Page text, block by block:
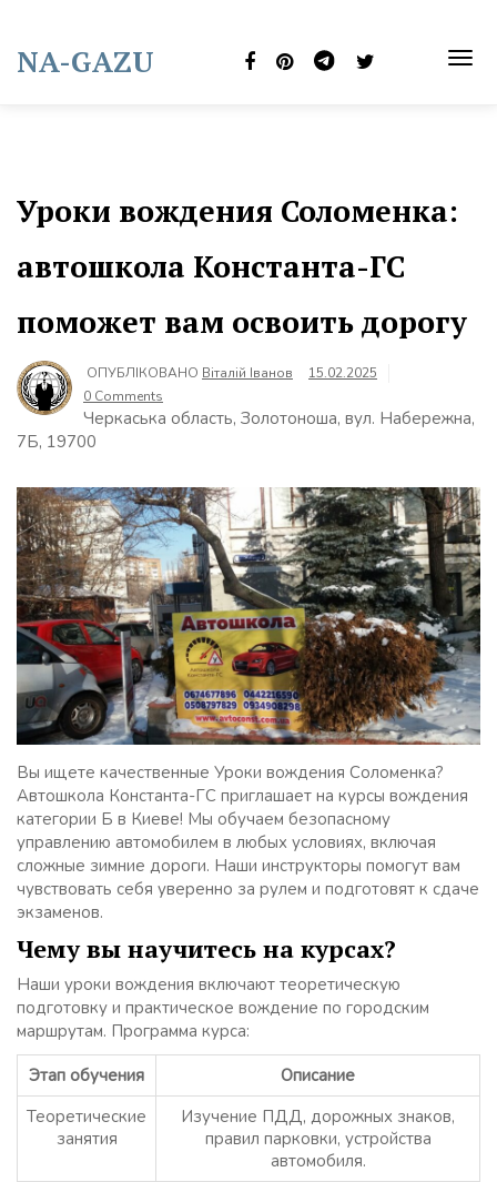
content
NA-GAZU
Уроки вождения Соломенка:
автошкола Константа-ГС
поможет вам освоить дорогу
ОПУБЛІКОВАНО Віталій Іванов
15.02.2025
0 Comments
Черкаська область, Золотоноша, вул. Набережна,
7Б, 19700
Вы ищете качественные Уроки вождения Соломенка?
Автошкола Константа-ГС приглашает на курсы вождения
категории Б в Киеве! Мы обучаем безопасному
управлению автомобилем в любых условиях, включая
сложные зимние дороги. Наши инструкторы помогут вам
чувствовать себя уверенно за рулем и подготовят к сдаче
экзаменов.
Чему вы научитесь на курсах?
Наши уроки вождения включают теоретическую
подготовку и практическое вождение по городским
маршрутам. Программа курса:
Этап обучения
Описание
Теоретические
занятия
Изучение ПДД, дорожных знаков,
правил парковки, устройства
автомобиля.